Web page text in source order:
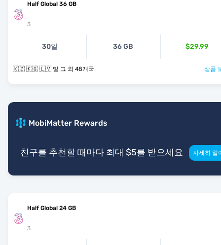
Half Global 36 GB
3
30일 36 GB $29.99
🇰🇿 🇰🇬 🇱🇻 및 그 외 48개국 상품
MobiMatter Rewards
친구를 추천할 때마다 최대 $5를 받으세요 자세히 알
Half Global 24 GB
3